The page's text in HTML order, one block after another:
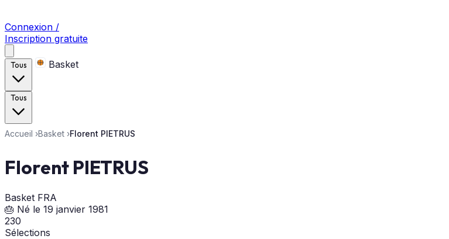
Connexion /
Inscription gratuite
Tous Basket
Tous
Accueil ›Basket ›Florent PIETRUS
Florent PIETRUS
Basket FRA
🎂 Né le 19 janvier 1981
230
Sélections